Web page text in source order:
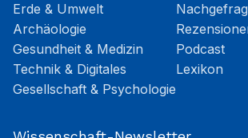
Erde & Umwelt
Archäologie
Gesundheit & Medizin
Technik & Digitales
Gesellschaft & Psychologie
Podcast
Lexikon